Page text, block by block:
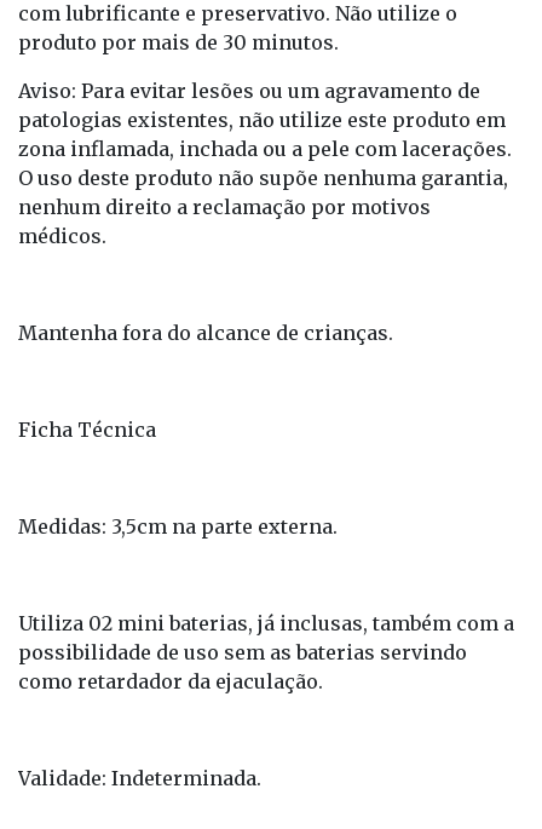
com lubrificante e preservativo. Não utilize o
produto por mais de 30 minutos.
Aviso: Para evitar lesões ou um agravamento de
patologias existentes, não utilize este produto em
zona inflamada, inchada ou a pele com lacerações.
O uso deste produto não supõe nenhuma garantia,
nenhum direito a reclamação por motivos
médicos.
Mantenha fora do alcance de crianças.
Ficha Técnica
Medidas: 3,5cm na parte externa.
Utiliza 02 mini baterias, já inclusas, também com a
possibilidade de uso sem as baterias servindo
como retardador da ejaculação.
Validade: Indeterminada.